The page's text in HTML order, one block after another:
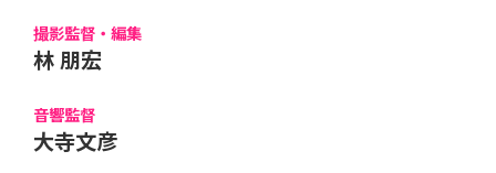
撮影監督・編集
林 朋宏
音響監督
大寺文彦